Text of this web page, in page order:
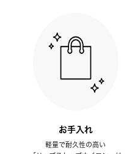
お手入れ
軽量で耐久性の高い